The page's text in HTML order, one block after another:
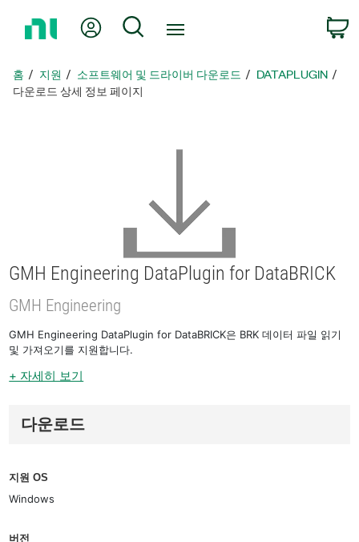
지
로
내 계정 검색
홈 지원 소프트웨어 및 드라이버 다운로드
DATAPLUGIN
다운로드 상세 정보 페이지
GMH Engineering DataPlugin for DataBRICK
GMH Engineering
GMH Engineering DataPlugin for DataBRICK은 BRK 데이터 파일 읽기
및 가져오기를 지원합니다.
+ 자세히 보기
다운로드
지원 OS
Windows
버전